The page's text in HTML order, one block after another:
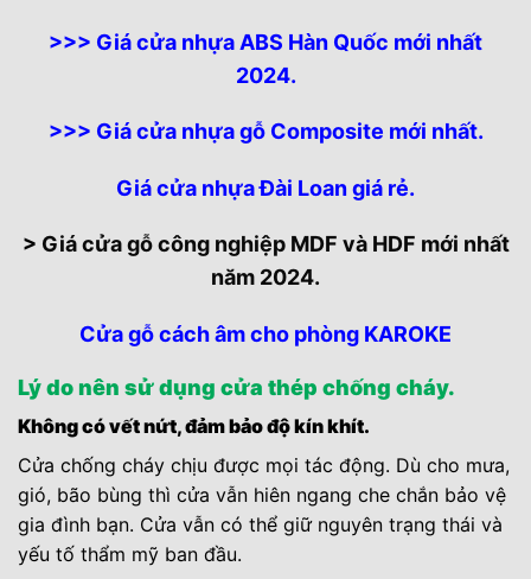
>>> Giá cửa nhựa ABS Hàn Quốc mới nhất
2024.
>>> Giá cửa nhựa gỗ Composite mới nhất.
Giá cửa nhựa Đài Loan giá rẻ.
> Giá cửa gỗ công nghiệp MDF và HDF mới nhất
năm 2024.
Cửa gỗ cách âm cho phòng KAROKE
Lý do nên sử dụng cửa thép chống cháy.
Không có vết nứt, đảm bảo độ kín khít.
Cửa chống cháy chịu được mọi tác động. Dù cho mưa,
gió, bão bùng thì cửa vẫn hiên ngang che chắn bảo vệ
gia đình bạn. Cửa vẫn có thể giữ nguyên trạng thái và
yếu tố thẩm mỹ ban đầu.